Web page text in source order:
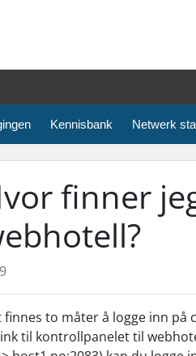
Kennisbank Netwerk
finner
9
finnes to måter å logge inn på
til kontrollpanelet til